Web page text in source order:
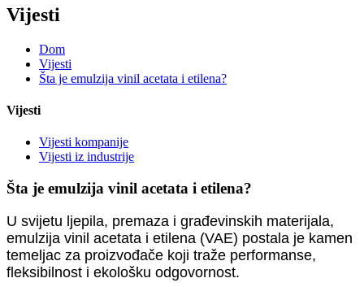
Vijesti
Dom
Vijesti
Šta je emulzija vinil acetata i etilena?
Vijesti
Vijesti kompanije
Vijesti iz industrije
Šta je emulzija vinil acetata i etilena?
U svijetu ljepila, premaza i građevinskih materijala,
emulzija vinil acetata i etilena (VAE) postala je kamen
temeljac za proizvođače koji traže performanse,
fleksibilnost i ekološku odgovornost.